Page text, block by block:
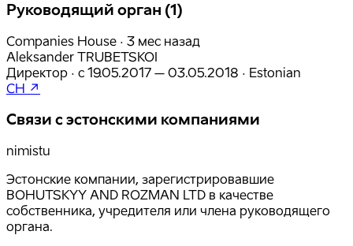
Руководящий орган (1)
Companies House · 3 мес назад
Aleksander TRUBETSKOI
Директор · с 19.05.2017 – 03.05.2018 · Estonian
CH ↗
Связи с эстонскими компаниями
nimistu
Эстонские компании, зарегистрировавшие
BOHUTSKYY AND ROZMAN LTD в качестве
собственника, учредителя или члена руководящего
органа.